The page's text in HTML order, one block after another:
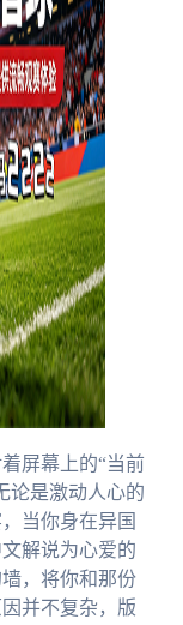
屏幕上的“当前
论是激动人心的
当你身在异国
解说为心爱的
，将你和那份
并不复杂，版